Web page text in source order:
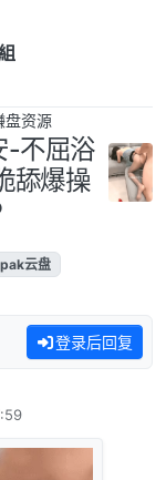
盘资源
-不屈浴
舔爆操
云盘
登录后回复